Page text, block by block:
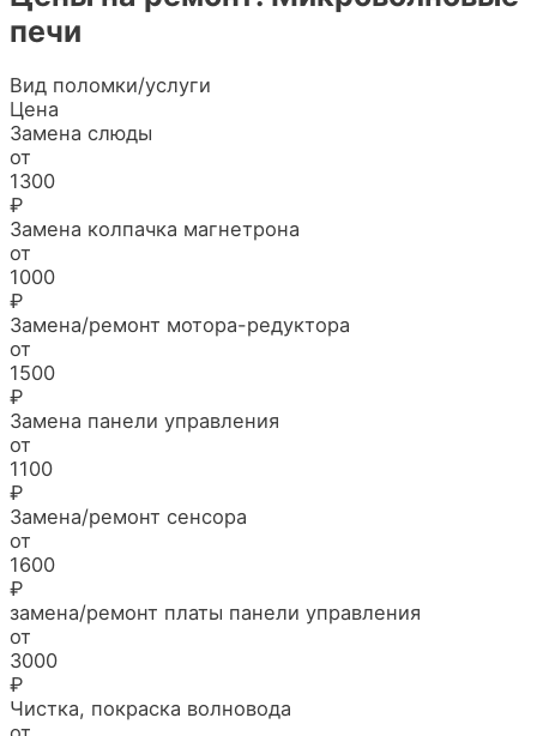
печи
Вид поломки/услуги
Цена
Замена слюды
от
1300
₽
Замена колпачка магнетрона
от
1000
₽
Замена/ремонт мотора-редуктора
от
1500
₽
Замена панели управления
от
1100
₽
Замена/ремонт сенсора
от
1600
₽
замена/ремонт платы панели управления
от
3000
₽
Чистка, покраска волновода